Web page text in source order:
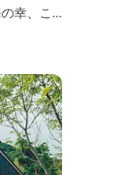
幸、こ
〜いじ